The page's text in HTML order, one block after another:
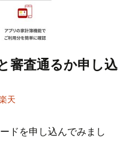
審査通るか申し込
天
ドを申し込んでみまし